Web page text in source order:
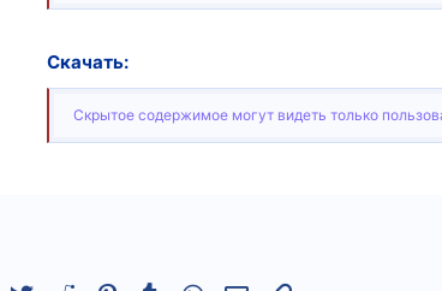
Скачать:
Скрытое содержимое могут видеть только